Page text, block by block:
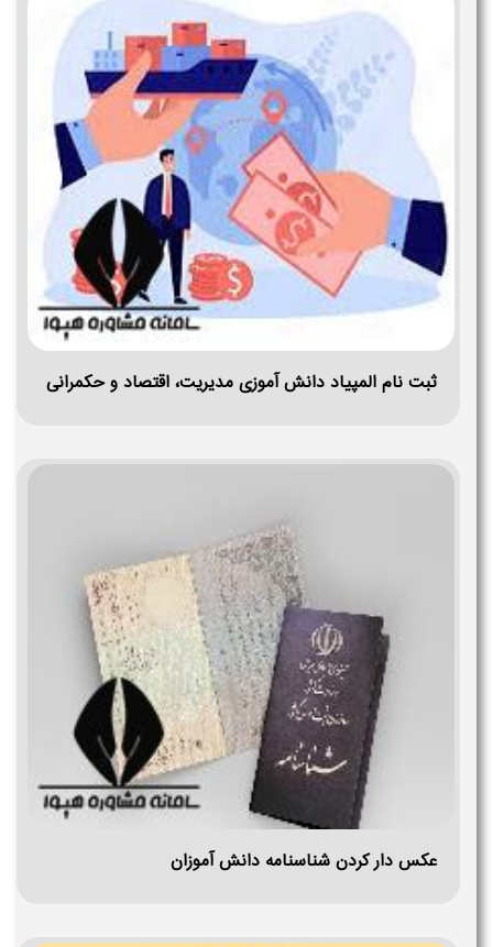
ثبت نام المپیاد دانش آموزی مدیریت، اقتصاد و حکمرانی
عکس دار کردن شناسنامه دانش آموزان